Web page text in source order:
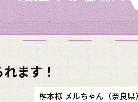
ます！
桝本様 メルちゃん（奈良県）